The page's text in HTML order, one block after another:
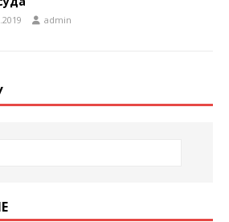
admin